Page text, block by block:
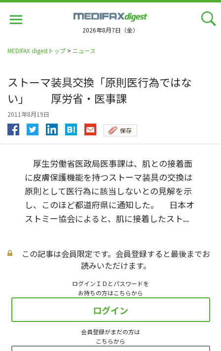
2026年8月7日（金）
MEDIFAX digestトップ > ニュース
ストーマ装具交換「原則医行為ではな
い」 厚労省・医事課
2011年8月19日
保存
厚生労働省医政局医事課は、肌との接着面
に皮膚保護機能を持つストーマ装具の交換は
原則として医行為に該当しないとの見解を示
し、このほど都道府県に通知した。 日本オ
ストミー協会によると、肌に接着したスト...
この記事は会員限定です。会員登録すると最後までお
読みいただけます。
ログインＩＤとパスワードを
お持ちの方はこちらから
ログイン
会員登録がまだの方は
こちらから